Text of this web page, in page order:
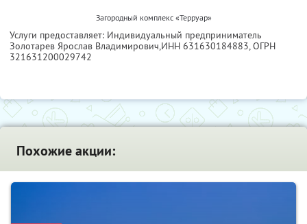
Загородный комплекс «Терруар»
Услуги предоставляет: Индивидуальный предприниматель
Золотарев Ярослав Владимирович,ИНН 631630184883, ОГРН
321631200029742
Похожие акции: